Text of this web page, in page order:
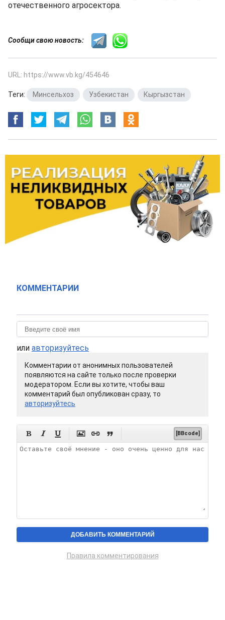
отечественного агросектора.
Сообщи свою новость:
URL: https://www.vb.kg/454646
Теги: Минсельхоз Узбекистан Кыргызстан
КОММЕНТАРИИ
или авторизуйтесь
Комментарии от анонимных пользователей
появляются на сайте только после проверки
модератором. Если вы хотите, чтобы ваш
комментарий был опубликован сразу, то
авторизуйтесь
      [BBcode]
Правила комментирования